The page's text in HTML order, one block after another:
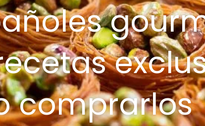
comprarlos